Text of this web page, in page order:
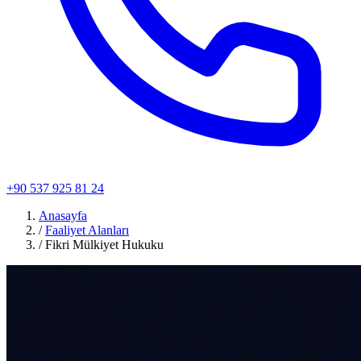
+90 537 925 81 24
Anasayfa
/ Faaliyet Alanları
/ Fikri Mülkiyet Hukuku